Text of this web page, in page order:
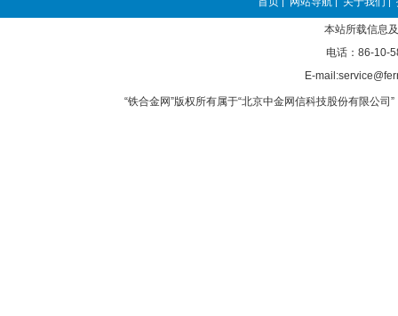
本站所载信息
电话：86-10-
E-
“铁合金网”版权所有属于“北京中金网信科技股份有限公司